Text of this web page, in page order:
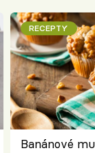
RECEPTY
Banánové